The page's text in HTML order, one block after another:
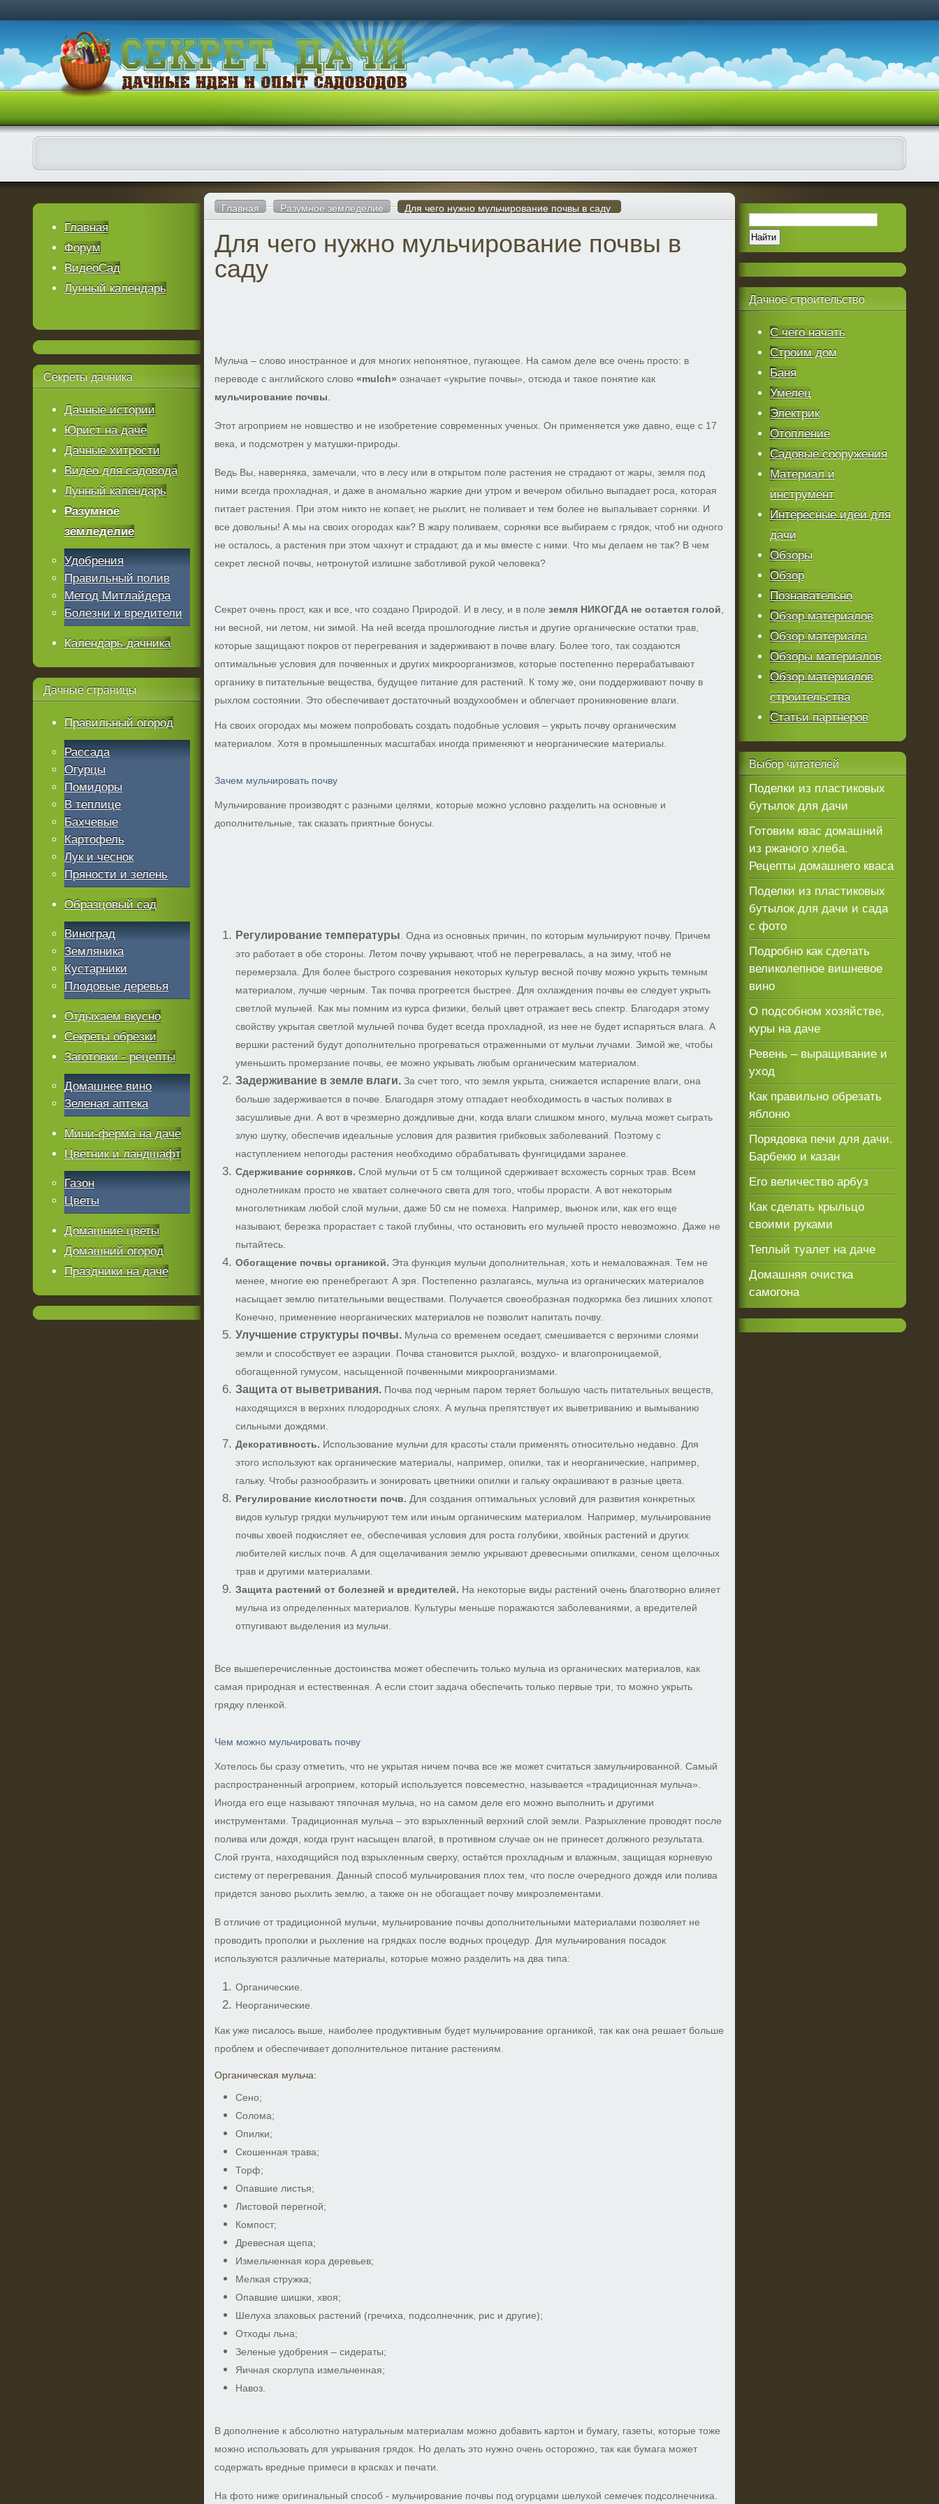
Главная Разумное земледелие Для чего нужно мульчирование почвы в саду
Для чего нужно мульчирование почвы в
саду
Мульча – слово иностранное и для многих непонятное, пугающее. На самом деле все очень просто: в
переводе с английского слово«mulch» означает «укрытие почвы», отсюда и такое понятие как
мульчирование почвы
Этот агроприем не новшество и не изобретение современных ученых. Он применяется уже давно, еще с 17
века, и подсмотрен у матушки-природы.
Ведь Вы, наверняка, замечали, что в лесу или в открытом поле растения не страдают от жары, земля под
ними всегда прохладная, и даже в аномально жаркие дни утром и вечером обильно выпадает роса, которая
питает растения. При этом никто не копает, не рыхлит, не поливает и тем более не выпалывает сорняки. И
все довольны! А мы на своих огородах как? В жару поливаем, сорняки все выбираем с грядок, чтоб ни одного
не осталось, а растения при этом чахнут и страдают, да и мы вместе с ними. Что мы делаем не так? В чем
секрет лесной почвы, нетронутой излишне заботливой рукой человека?
Секрет очень прост, как и все, что создано Природой. И в лесу, и в полеземля НИКОГДА не остается голой
ни весной, ни летом, ни зимой. На ней всегда прошлогодние листья и другие органические остатки трав,
которые защищают покров от перегревания и задерживают в почве влагу. Более того, так создаются
оптимальные условия для почвенных и других микроорганизмов, которые постепенно перерабатывают
органику в питательные вещества, будущее питание для растений. К тому же, они поддерживают почву в
рыхлом состоянии. Это обеспечивает достаточный воздухообмен и облегчает проникновение влаги.
На своих огородах мы можем попробовать создать подобные условия – укрыть почву органическим
материалом. Хотя в промышленных масштабах иногда применяют и неорганические материалы.
Зачем мульчировать почву
Мульчирование производят с разными целями, которые можно условно разделить на основные и
дополнительные, так сказать приятные бонусы.
Регулирование температуры . Одна из основных причин, по которым мульчируют почву. Причем
это работает в обе стороны. Летом почву укрывают, чтоб не перегревалась, а на зиму, чтоб не
перемерзала. Для более быстрого созревания некоторых культур весной почву можно укрыть темным
материалом, лучше черным. Так почва прогреется быстрее. Для охлаждения почвы ее следует укрыть
светлой мульчей. Как мы помним из курса физики, белый цвет отражает весь спектр. Благодаря этому
свойству укрытая светлой мульчей почва будет всегда прохладной, из нее не будет испаряться влага. А
вершки растений будут дополнительно прогреваться отраженными от мульчи лучами. Зимой же, чтобы
уменьшить промерзание почвы, ее можно укрывать любым органическим материалом.
Задерживание в земле влаги. За счет того, что земля укрыта, снижается испарение влаги, она
больше задерживается в почве. Благодаря этому отпадает необходимость в частых поливах в
засушливые дни. А вот в чрезмерно дождливые дни, когда влаги слишком много, мульча может сыграть
злую шутку, обеспечив идеальные условия для развития грибковых заболеваний. Поэтому с
наступлением непогоды растения необходимо обрабатывать фунгицидами заранее.
Сдерживание сорняков. Слой мульчи от 5 см толщиной сдерживает всхожесть сорных трав. Всем
однолетникам просто не хватает солнечного света для того, чтобы прорасти. А вот некоторым
многолетникам любой слой мульчи, даже 50 см не помеха. Например, вьюнок или, как его еще
называют, березка прорастает с такой глубины, что остановить его мульчей просто невозможно. Даже не
пытайтесь.
Обогащение почвы органикой. Эта функция мульчи дополнительная, хоть и немаловажная. Тем не
менее, многие ею пренебрегают. А зря. Постепенно разлагаясь, мульча из органических материалов
насыщает землю питательными веществами. Получается своеобразная подкормка без лишних хлопот.
Конечно, применение неорганических материалов не позволит напитать почву.
Улучшение структуры почвы. Мульча со временем оседает, смешивается с верхними слоями
земли и способствует ее аэрации. Почва становится рыхлой, воздухо- и влагопроницаемой,
обогащенной гумусом, насыщенной почвенными микроорганизмами.
Защита от выветривания. Почва под черным паром теряет большую часть питательных веществ,
находящихся в верхних плодородных слоях. А мульча препятствует их выветриванию и вымыванию
сильными дождями.
Декоративность. Использование мульчи для красоты стали применять относительно недавно. Для
этого используют как органические материалы, например, опилки, так и неорганические, например,
гальку. Чтобы разнообразить и зонировать цветники опилки и гальку окрашивают в разные цвета.
Регулирование кислотности почв. Для создания оптимальных условий для развития конкретных
видов культур грядки мульчируют тем или иным органическим материалом. Например, мульчирование
почвы хвоей подкисляет ее, обеспечивая условия для роста голубики, хвойных растений и других
любителей кислых почв. А для ощелачивания землю укрывают древесными опилками, сеном щелочных
трав и другими материалами.
Защита растений от болезней и вредителей. На некоторые виды растений очень благотворно влияет
мульча из определенных материалов. Культуры меньше поражаются заболеваниями, а вредителей
отпугивают выделения из мульчи.
Все вышеперечисленные достоинства может обеспечить только мульча из органических материалов, как
самая природная и естественная. А если стоит задача обеспечить только первые три, то можно укрыть
грядку пленкой.
Чем можно мульчировать почву
Хотелось бы сразу отметить, что не укрытая ничем почва все же может считаться замульчированной. Самый
распространенный агроприем, который используется повсеместно, называется «традиционная мульча».
Иногда его еще называют тяпочная мульча, но на самом деле его можно выполнить и другими
инструментами. Традиционная мульча – это взрыхленный верхний слой земли. Разрыхление проводят после
полива или дождя, когда грунт насыщен влагой, в противном случае он не принесет должного результата.
Слой грунта, находящийся под взрыхленным сверху, остаётся прохладным и влажным, защищая корневую
систему от перегревания. Данный способ мульчирования плох тем, что после очередного дождя или полива
придется заново рыхлить землю, а также он не обогащает почву микроэлементами.
В отличие от традиционной мульчи, мульчирование почвы дополнительными материалами позволяет не
проводить прополки и рыхление на грядках после водных процедур. Для мульчирования посадок
используются различные материалы, которые можно разделить на два типа:
Органические.
Неорганические.
Как уже писалось выше, наиболее продуктивным будет мульчирование органикой, так как она решает больше
проблем и обеспечивает дополнительное питание растениям.
Органическая мульча:
Сено;
Солома;
Опилки;
Скошенная трава;
Торф;
Опавшие листья;
Листовой перегной;
Компост;
Древесная щепа;
Измельченная кора деревьев;
Мелкая стружка;
Опавшие шишки, хвоя;
Шелуха злаковых растений (гречиха, подсолнечник, рис и другие);
Отходы льна;
Зеленые удобрения – сидераты;
Яичная скорлупа измельченная;
Навоз.
В дополнение к абсолютно натуральным материалам можно добавить картон и бумагу, газеты, которые тоже
можно использовать для укрывания грядок. Но делать это нужно очень осторожно, так как бумага может
содержать вредные примеси в красках и печати.
На фото ниже оригинальный способ - мульчирование почвы под огурцами шелухой семечек подсолнечника.
Главная
Форум
ВидеоСад
Лунный календарь
Секреты дачника
Дачные истории
Юрист на даче
Дачные хитрости
Видео для садовода
Лунный календарь
Разумное
земледелие
Удобрения
Правильный полив
Метод Митлайдера
Болезни и вредители
Календарь дачника
Дачные страницы
Правильный огород
Рассада
Огурцы
Помидоры
В теплице
Бахчевые
Картофель
Лук и чеснок
Пряности и зелень
Образцовый сад
Виноград
Земляника
Кустарники
Плодовые деревья
Отдыхаем вкусно
Секреты обрезки
Заготовки - рецепты
Домашнее вино
Зеленая аптека
Мини-ферма на даче
Цветник и ландшафт
Газон
Цветы
Домашние цветы
Домашний огород
Праздники на даче
Дачноестроительство
С чего начать
Строим дом
Баня
Умелец
Электрик
Отопление
Садовые сооружения
Материал и
инструмент
Интересные идеи для
дачи
Обзоры
Обзор
Познавательно
Обзор материалов
Обзор материала
Обзоры материалов
Обзор материалов
строительства
Статьи партнеров
Выборчитателей
Поделки из пластиковых
бутылок для дачи
Готовим квас домашний
из ржаного хлеба.
Рецепты домашнего кваса
Поделки из пластиковых
бутылок для дачи и сада
с фото
Подробно как сделать
великолепное вишневое
вино
О подсобном хозяйстве,
куры на даче
Ревень – выращивание и
уход
Как правильно обрезать
яблоню
Порядовка печи для дачи.
Барбекю и казан
Его величество арбуз
Как сделать крыльцо
своими руками
Теплый туалет на даче
Домашняя очистка
самогона